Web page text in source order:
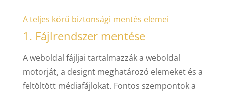
A teljes körű biztonsági mentés elemei
1. Fájlrendszer mentése
A weboldal fájljai tartalmazzák a weboldal
motorját, a designt meghatározó elemeket és a
feltöltött médiafájlokat. Fontos szempontok a